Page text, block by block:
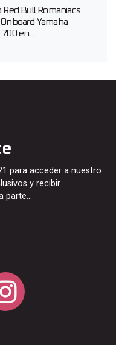
Red Bull Romaniacs
Yamaha
en...
para acceder a nuestro
y recibir
parte…